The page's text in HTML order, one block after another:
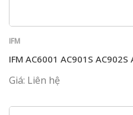
IFM
IFM AC6001 AC901S
Giá: Liên hệ